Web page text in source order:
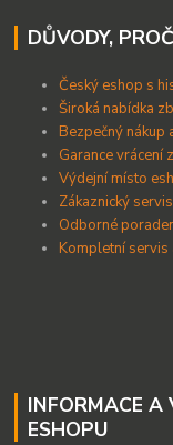
DŮVODY,
Český eshop s
Široká nabídka
Bezpečný nákup
Garance vrácení
Výdejní místo
Zákaznický servis
Odborné
Kompletní servis
INFORMACE A
ESHOPU